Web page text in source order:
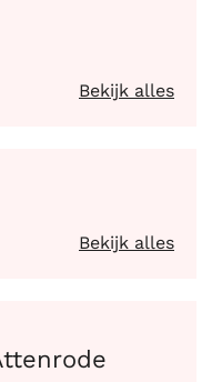
Bekijk alles
Bekijk alles